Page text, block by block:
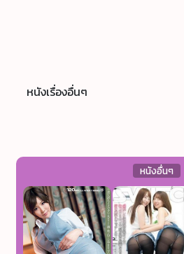
หนังเรื่องอื่นๆ
หนังอื่นๆ